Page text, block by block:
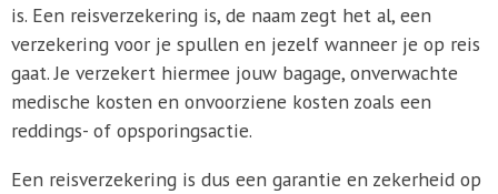
is. Een reisverzekering is, de naam zegt het al, een
verzekering voor je spullen en jezelf wanneer je op reis
gaat. Je verzekert hiermee jouw bagage, onverwachte
medische kosten en onvoorziene kosten zoals een
reddings- of opsporingsactie.
Een reisverzekering is dus een garantie en zekerheid op